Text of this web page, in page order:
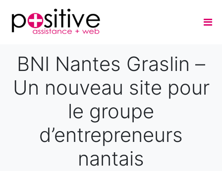
BNI Nantes Graslin –
Un nouveau site pour
le groupe
d’entrepreneurs
nantais